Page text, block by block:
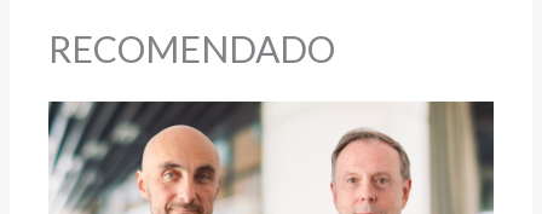
RECOMENDADO